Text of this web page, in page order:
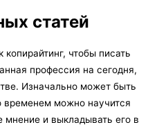
статей
чтобы писать
профессия на сегодня,
Изначально может быть
временем можно научится
мнение и выкладывать его в